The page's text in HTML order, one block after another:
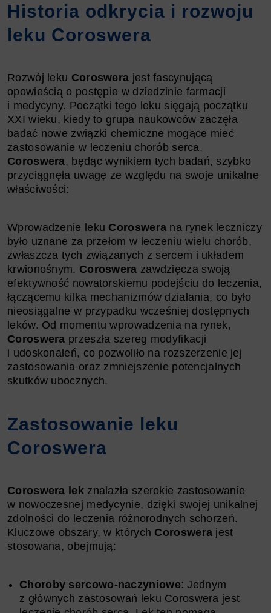
Historia odkrycia i rozwoju
leku Coroswera
Rozwój leku Coroswera jest fascynującą
opowieścią o postępie w dziedzinie farmacji
i medycyny. Początki tego leku sięgają początku
XXI wieku, kiedy to grupa naukowców zaczęła
badać nowe związki chemiczne mogące mieć
zastosowanie w leczeniu chorób serca.
Coroswera, będąc wynikiem tych badań, szybko
przyciągnęła uwagę ze względu na swoje unikalne
właściwości:
Wprowadzenie leku Coroswera na rynek leczniczy
było uznane za przełom w leczeniu wielu chorób,
zwłaszcza tych związanych z sercem i układem
krwionośnym. Coroswera zawdzięcza swoją
efektywność nowatorskiemu podejściu do leczenia,
łączącemu kilka mechanizmów działania, co było
nieosiągalne w przypadku wcześniej dostępnych
leków. Od momentu wprowadzenia na rynek,
Coroswera przeszła szereg modyfikacji
i udoskonaleń, co pozwoliło na rozszerzenie jej
zastosowania oraz zmniejszenie potencjalnych
skutków ubocznych.
Zastosowanie leku
Coroswera
Coroswera lekznalazła szerokie zastosowanie
w nowoczesnej medycynie, dzięki swojej unikalnej
zdolności do leczenia różnorodnych schorzeń.
Kluczowe obszary, w których Coroswera jest
stosowana, obejmują:
Choroby sercowo-naczyniowe: Jednym
z głównych zastosowań leku Coroswera jest